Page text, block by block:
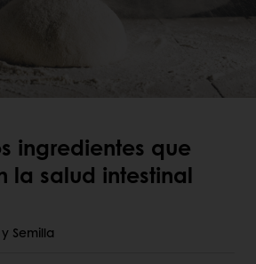
ingredientes que
la salud intestinal
Semilla